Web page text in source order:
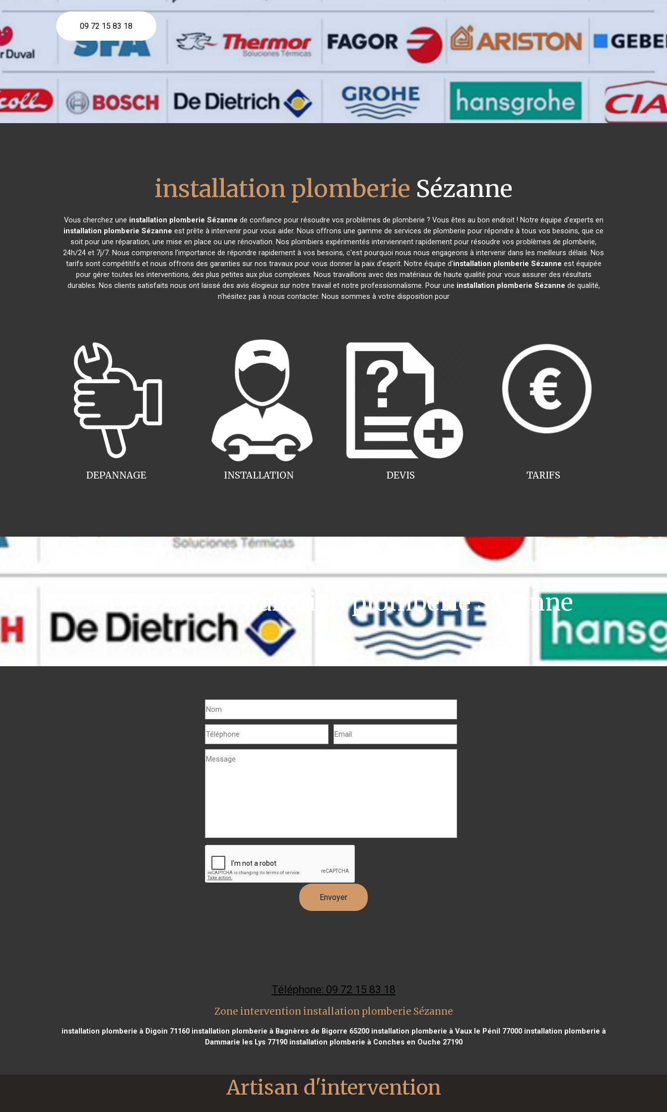
09 72 15 83 18
installation plomberie Sézanne
Vous cherchez une installation plomberie Sézanne de confiance pour résoudre vos problèmes de plomberie ? Vous êtes au bon endroit ! Notre équipe d'experts en
installation plomberie Sézanne est prête à intervenir pour vous aider. Nous offrons une gamme de services de plomberie pour répondre à tous vos besoins, que ce
soit pour une réparation, une mise en place ou une rénovation. Nos plombiers expérimentés interviennent rapidement pour résoudre vos problèmes de plomberie,
24h/24 et 7j/7. Nous comprenons l'importance de répondre rapidement à vos besoins, c'est pourquoi nous nous engageons à intervenir dans les meilleurs délais. Nos
tarifs sont compétitifs et nous offrons des garanties sur nos travaux pour vous donner la paix d'esprit. Notre équipe d'installation plomberie Sézanne est équipée
pour gérer toutes les interventions, des plus petites aux plus complexes. Nous travaillons avec des matériaux de haute qualité pour vous assurer des résultats
durables. Nos clients satisfaits nous ont laissé des avis élogieux sur notre travail et notre professionnalisme. Pour une installation plomberie Sézanne de qualité,
n'hésitez pas à nous contacter. Nous sommes à votre disposition pour
INSTALLATION
DEPANNAGE TARIFS
DEVIS
CONTACT installation plomberie Sézanne
Téléphone: 09 72 15 83 18
Zone intervention installation plomberie Sézanne
installation plomberie à Digoin 71160installation plomberie à Bagnères de Bigorre 65200installation plomberie à Vaux le Pénil 77000installation plomberie à
Dammarie les Lys 77190installation plomberie à Conches en Ouche 27190
Artisan d'intervention